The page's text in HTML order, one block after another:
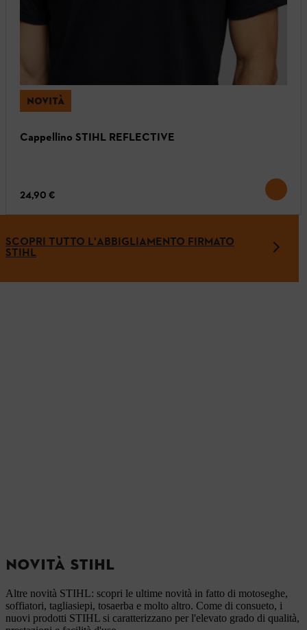
NOVITÀ
Cappellino STIHL REFLECTIVE
24,90 €
SCOPRI TUTTO L'ABBIGLIAMENTO FIRMATO
STIHL
NOVITÀ STIHL
Altre novità STIHL: scopri le ultime novità in fatto di motoseghe,
soffiatori, tagliasiepi, tosaerba e molto altro. Come di consueto, i
nuovi prodotti STIHL si caratterizzano per l'elevato grado di qualità,